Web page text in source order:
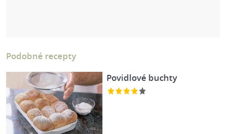
Podobné recepty
Povidlové buchty